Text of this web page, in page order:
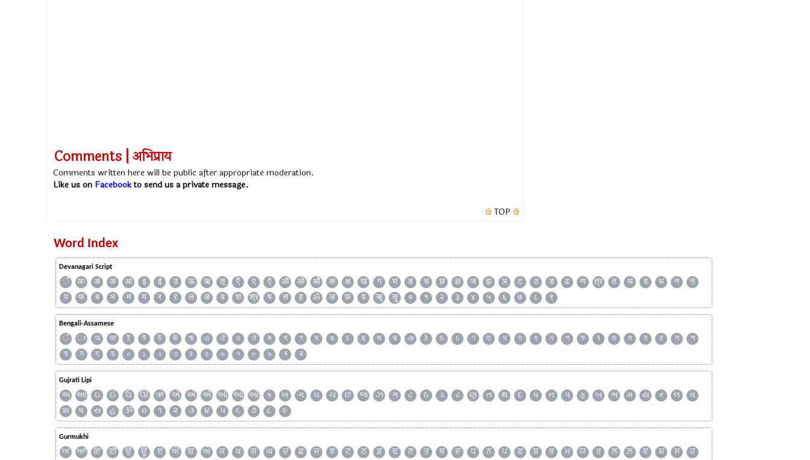
Comments | अभिप्राय
Comments written here will be public after appropriate moderation.
Like us on Facebookto send us a private message.
TOP
Word Index
Devanagari Script
ँ अः अं अ आ इ ई उ ऊ ऋ ऌ ऍ ए ऐ ऑ ओ औ क क्ष ख ग घ ङ च छ ज्ञ ज झ ञ ट ठ ड ढ ण त्र त थ द ध न
ऩ
प
फ ब भ म य र ऱ ल ळ व श श्र ष स ह ॐ ज़ फ़ य़ ॠ ॡ ० १ २ ३ ४ ५ ६ ७ ८ ९
Bengali-Assamese
ঁ ং অ আ ই ঈ উ ঊ ঋ এ ঐ ও ঔ ক খ গ ঘ ঙ চ ছ জ ঝ ঞ ঠ ড ঢ ণ ত থ দ ধ ন প ফ ব ভ ম য র ল
শ
ষ
স হ য় ০ ১ ২ ৩ ৪ ৫ ৬ ৭ ৮ ৯ ৰ ৱ
Gujrati Lipi
અ આ ઇ ઈ ઉ ઊ ઋ ઍ એ ઐ ઑ ઓ ઔ ક ખ ગ ઘ ચ છ જ ઝ ઞ ટ ઠ ડ ઢ ણ ત થ દ ધ ન પ ફ બ ભ મ ય ર લ
વ
શ
ષ સ હ ૐ ૦ ૧ ૨ ૩ ૪ ૫ ૬ ૭ ૮ ૯
Gurmukhi
ਅ ਆ ਇ ਈ ਉ ਊ ਏ ਐ ਓ ਔ ਕ ਖ ਗ ਘ ਚ ਛ ਜ ਝ ਟ ਠ ਡ ਢ ਣ ਤ ਥ ਦ ਧ ਨ ਪ ਫ ਬ ਭ ਮ ਯ ਰ ਲ ਲ਼ ਵ ਸ਼ ਸ
ਹ